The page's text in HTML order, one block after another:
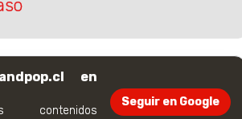
en
contenidos
Seguir en Google